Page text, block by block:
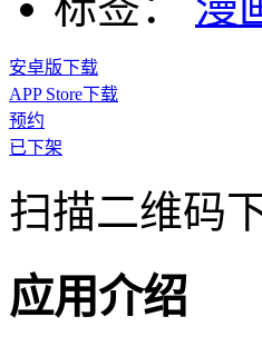
安卓版下载
APP Store下载
预约
已下架
扫描二维码
应用介绍